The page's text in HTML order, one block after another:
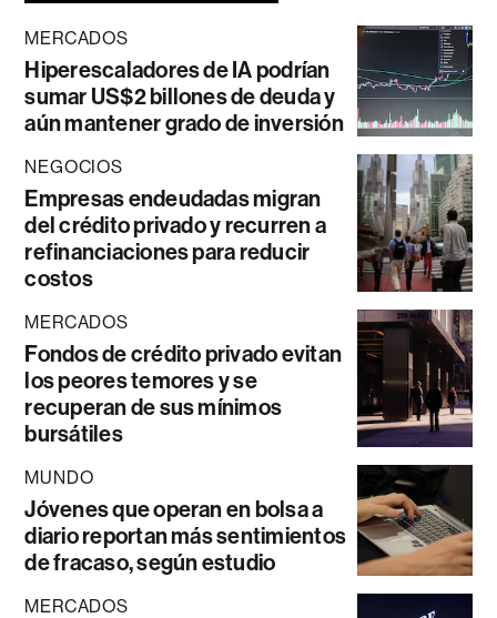
MERCADOS
Hiperescaladores de IA podrían
sumar US$2 billones de deuda y
aún mantener grado de inversión
NEGOCIOS
Empresas endeudadas migran
del crédito privado y recurren a
refinanciaciones para reducir
costos
MERCADOS
Fondos de crédito privado evitan
los peores temores y se
recuperan de sus mínimos
bursátiles
MUNDO
Jóvenes que operan en bolsa a
diario reportan más sentimientos
de fracaso, según estudio
MERCADOS